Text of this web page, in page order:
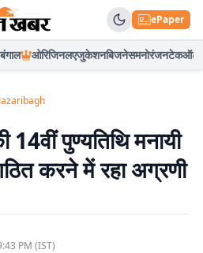
ePaper
ओरिजिनलएजुकेशनबिजनेसमनोरंजनटेकऑटो
14वीं पुण्यतिथि मनायी
करने में रहा अग्रणी
PM (IST)